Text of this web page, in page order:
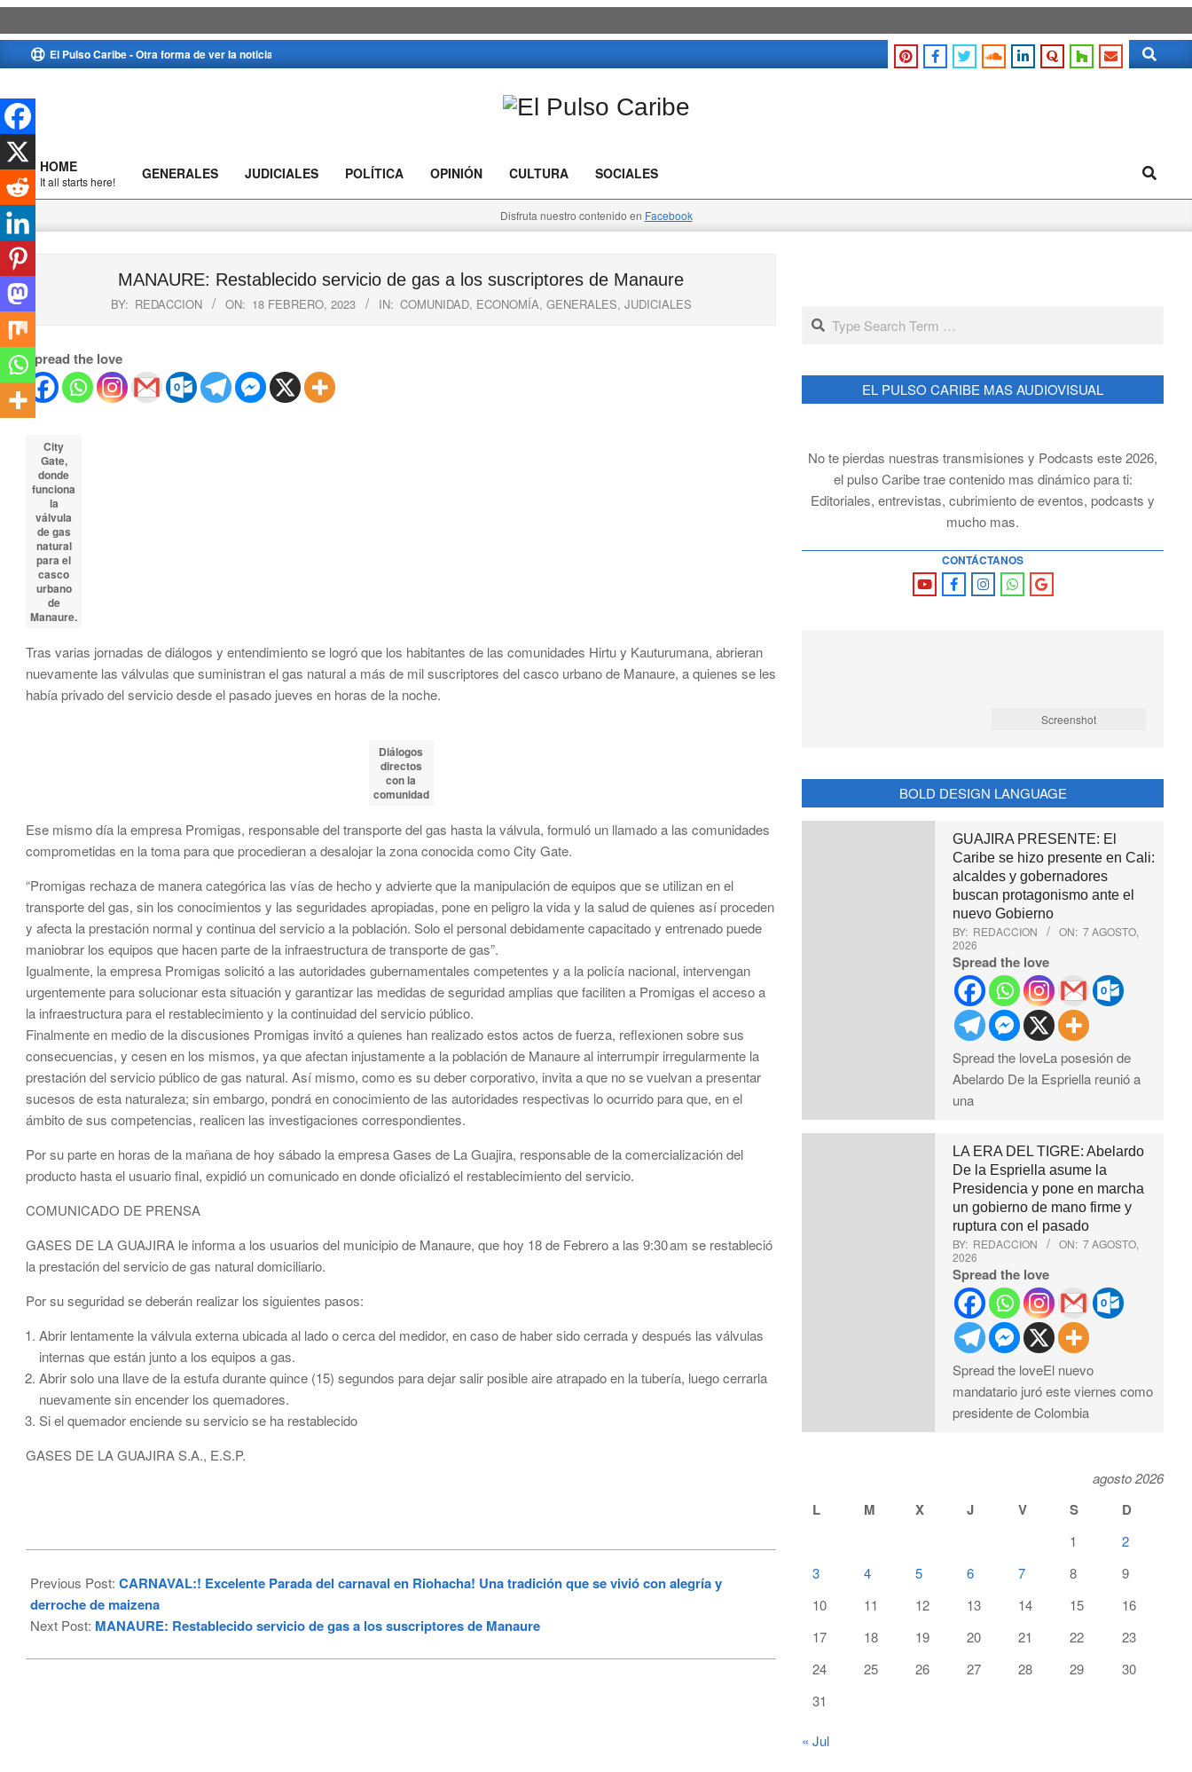
to
El Pulso Caribe - Otra forma de ver la noticia Search
Caribe
Primary
Navigation
Menu
HOME
It all starts here! GENERALES JUDICIALES POLÍTICA OPINIÓN CULTURA SOCIALES Search
Disfruta nuestro contenido en Facebook
MANAURE: Restablecido servicio de gas a los suscriptores de Manaure
BY: REDACCION ON: 18 FEBRERO, 2023 IN: COMUNIDAD, ECONOMÍA, GENERALES, JUDICIALES
Spread the love
City
Gate,
donde
funciona
la
válvula
de gas
natural
para el
casco
urbano
de
Manaure.
Tras varias jornadas de diálogos y entendimiento se logró que los habitantes de las comunidades Hirtu y Kauturumana, abrieran
nuevamente las válvulas que suministran el gas natural a más de mil suscriptores del casco urbano de Manaure, a quienes se les
había privado del servicio desde el pasado jueves en horas de la noche.
Diálogos
directos
con la
comunidad
Ese mismo día la empresa Promigas, responsable del transporte del gas hasta la válvula, formuló un llamado a las comunidades
comprometidas en la toma para que procedieran a desalojar la zona conocida como City Gate.
“Promigas rechaza de manera categórica las vías de hecho y advierte que la manipulación de equipos que se utilizan en el
transporte del gas, sin los conocimientos y las seguridades apropiadas, pone en peligro la vida y la salud de quienes así proceden
y afecta la prestación normal y continua del servicio a la población. Solo el personal debidamente capacitado y entrenado puede
maniobrar los equipos que hacen parte de la infraestructura de transporte de gas”.
Igualmente, la empresa Promigas solicitó a las autoridades gubernamentales competentes y a la policía nacional, intervengan
urgentemente para solucionar esta situación y garantizar las medidas de seguridad amplias que faciliten a Promigas el acceso a
la infraestructura para el restablecimiento y la continuidad del servicio público.
Finalmente en medio de la discusiones Promigas invitó a quienes han realizado estos actos de fuerza, reflexionen sobre sus
consecuencias, y cesen en los mismos, ya que afectan injustamente a la población de Manaure al interrumpir irregularmente la
prestación del servicio público de gas natural. Así mismo, como es su deber corporativo, invita a que no se vuelvan a presentar
sucesos de esta naturaleza; sin embargo, pondrá en conocimiento de las autoridades respectivas lo ocurrido para que, en el
ámbito de sus competencias, realicen las investigaciones correspondientes.
Por su parte en horas de la mañana de hoy sábado la empresa Gases de La Guajira, responsable de la comercialización del
producto hasta el usuario final, expidió un comunicado en donde oficializó el restablecimiento del servicio.
COMUNICADO DE PRENSA
GASES DE LA GUAJIRA le informa a los usuarios del municipio de Manaure, que hoy 18 de Febrero a las 9:30 am se restableció
la prestación del servicio de gas natural domiciliario.
Por su seguridad se deberán realizar los siguientes pasos:
Abrir lentamente la válvula externa ubicada al lado o cerca del medidor, en caso de haber sido cerrada y después las válvulas
internas que están junto a los equipos a gas.
Abrir solo una llave de la estufa durante quince (15) segundos para dejar salir posible aire atrapado en la tubería, luego cerrarla
nuevamente sin encender los quemadores.
Si el quemador enciende su servicio se ha restablecido
GASES DE LA GUAJIRA S.A., E.S.P.
02-
18
Previous Post: CARNAVAL:! Excelente Parada del carnaval en Riohacha! Una tradición que se vivió con alegría y
derroche de maizena
Next Post: MANAURE: Restablecido servicio de gas a los suscriptores de Manaure
Search
EL PULSO CARIBE MAS AUDIOVISUAL
No te pierdas nuestras transmisiones y Podcasts este 2026,
el pulso Caribe trae contenido mas dinámico para ti:
Editoriales, entrevistas, cubrimiento de eventos, podcasts y
mucho mas.
CONTÁCTANOS
Screenshot
BOLD DESIGN LANGUAGE
GUAJIRA PRESENTE: El
Caribe se hizo presente en Cali:
alcaldes y gobernadores
buscan protagonismo ante el
nuevo Gobierno
BY: REDACCION ON: 7 AGOSTO,
2026
Spread the love
Spread the loveLa posesión de
Abelardo De la Espriella reunió a
una
LA ERA DEL TIGRE: Abelardo
De la Espriella asume la
Presidencia y pone en marcha
un gobierno de mano firme y
ruptura con el pasado
BY: REDACCION ON: 7 AGOSTO,
2026
Spread the love
Spread the loveEl nuevo
mandatario juró este viernes como
presidente de Colombia
agosto 2026
L M X J V S D
1
2
3
4 5 6 7 8
9
10
11 12 13 14 15
16
17
18 19 20 21 22
23
24
25 26 27 28 29
30
31
« Jul